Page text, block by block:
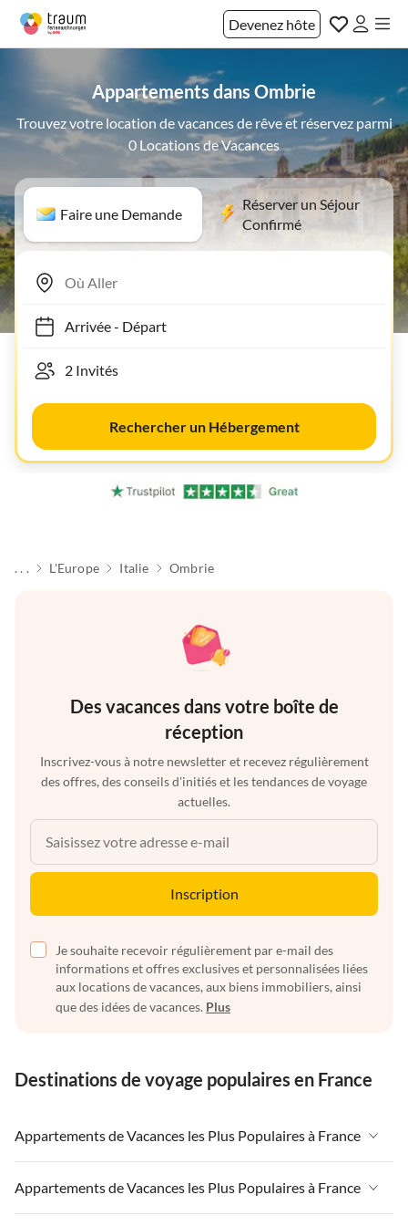
Devenez hôte
Appartements dans Ombrie
Trouvez votre location de vacances de rêve et réservez parmi
0 Locations de Vacances
Faire une Demande
Réserver un Séjour
Confirmé
Arrivée- Départ
Rechercher un Hébergement
. . . L'Europe Italie Ombrie
Des vacances dans votre boîte de
réception
Inscrivez-vous à notre newsletter et recevez régulièrement
des offres, des conseils d'initiés et les tendances de voyage
actuelles.
Inscription
Je souhaite recevoir régulièrement par e-mail des
informations et offres exclusives et personnalisées liées
aux locations de vacances, aux biens immobiliers, ainsi
que des idées de vacances. Plus
Destinations de voyage populaires en France
Appartements de Vacances les Plus Populaires à France
Appartements de Vacances à France
Appartements de Vacances à Paris-Ile de France
Appartements de Vacances les Plus Populaires à France